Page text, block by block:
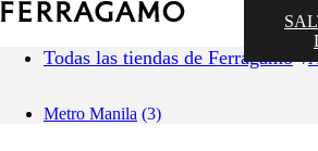
Todas las tiendas de Ferragamo
Metro Manila (3)